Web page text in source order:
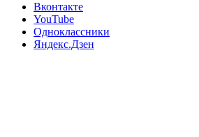
Вконтакте
YouTube
Одноклассники
Яндекс.Дзен